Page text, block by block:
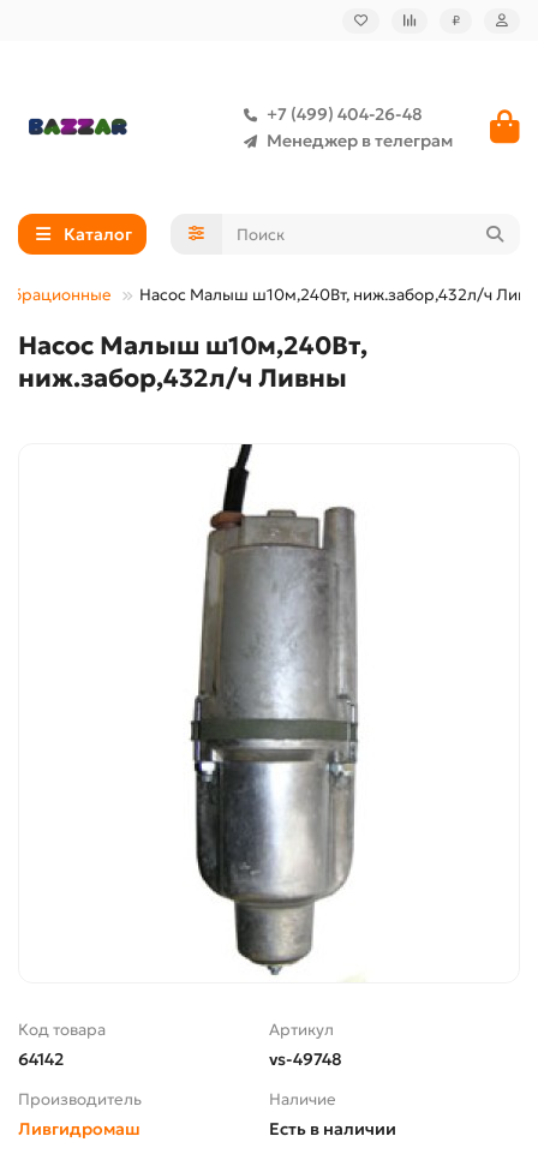
₽
+7 (499) 404-26-48
Менеджер в телеграм
Каталог
Насос Малыш ш10м,240Вт, ниж.забор,432л/ч
Насос Малыш ш10м,240Вт,
ниж.забор,432л/ч Ливны
Код товара
64142
Артикул
vs-49748
Производитель
Ливгидромаш
Наличие
Есть в наличии